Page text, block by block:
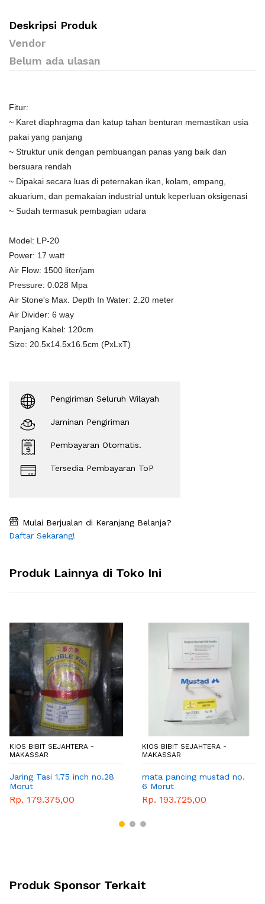
Deskripsi Produk
Vendor
Belum ada ulasan
Fitur:
~ Karet diaphragma dan katup tahan benturan memastikan usia
pakai yang panjang
~ Struktur unik dengan pembuangan panas yang baik dan
bersuara rendah
~ Dipakai secara luas di peternakan ikan, kolam, empang,
akuarium, dan pemakaian industrial untuk keperluan oksigenasi
~ Sudah termasuk pembagian udara
Model: LP-20
Power: 17 watt
Air Flow: 1500 liter/jam
Pressure: 0.028 Mpa
Air Stone's Max. Depth In Water: 2.20 meter
Air Divider: 6 way
Panjang Kabel: 120cm
Size: 20.5x14.5x16.5cm (PxLxT)
Pengiriman Seluruh Wilayah
Jaminan Pengiriman
Pembayaran Otomatis.
Tersedia Pembayaran ToP
Mulai Berjualan di Keranjang Belanja?
Daftar Sekarang!
Produk Lainnya di Toko Ini
KIOS BIBIT SEJAHTERA -
MAKASSAR
Jaring Tasi 1.75 inch no.28
Morut
Rp. 179.375,00
KIOS BIBIT SEJAHTERA -
MAKASSAR
mata pancing mustad no.
6 Morut
Rp. 193.725,00
Produk Sponsor Terkait